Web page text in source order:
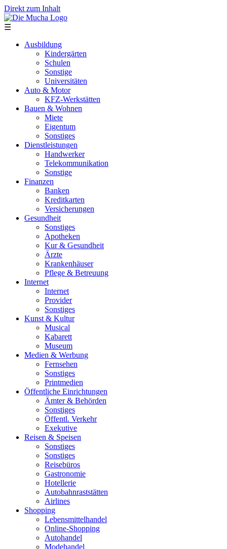
Direkt zum Inhalt
☰
Ausbildung
Kindergärten
Schulen
Sonstige
Universitäten
Auto & Motor
KFZ-Werkstätten
Bauen & Wohnen
Miete
Eigentum
Sonstiges
Dienstleistungen
Handwerker
Telekommunikation
Sonstige
Finanzen
Banken
Kreditkarten
Versicherungen
Gesundheit
Sonstiges
Apotheken
Kur & Gesundheit
Ärzte
Krankenhäuser
Pflege & Betreuung
Internet
Internet
Provider
Sonstiges
Kunst & Kultur
Musical
Kabarett
Museum
Medien & Werbung
Fernsehen
Sonstiges
Printmedien
Öffentliche Einrichtungen
Ämter & Behörden
Sonstiges
Öffentl. Verkehr
Exekutive
Reisen & Speisen
Sonstiges
Sonstiges
Reisebüros
Gastronomie
Hotellerie
Autobahnraststätten
Airlines
Shopping
Lebensmittelhandel
Online-Shopping
Autohandel
Modehandel